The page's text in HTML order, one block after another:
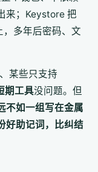
来；Keystore 把
多年后密码、文
某些只支持
期工具没问题。但
不如一组写在金属
好助记词，比纠结